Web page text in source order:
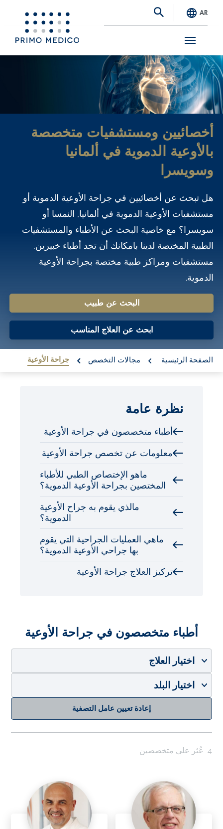
S
k
p
AR
أخصائيين ومستشفيات متخصصة
بالأوعية الدموية في ألمانيا
وسويسرا
هل تبحث عن أخصائيين في جراحة الأوعية الدموية أو
مستشفيات الأوعية الدموية في ألمانيا, النمسا أو
سويسرا؟ مع خاصية البحث عن الأطباء والمستشفيات
الطبية المختصة لدينا بامكانك أن تجد أطباء خبيرين,
مستشفيات ومراكز طبية مختصة بجراحة الأوعية
الدموية.
البحث عن طبيب
ابحث عن العلاج المناسب
الصفحة الرئيسية مجالات التخصص جراحة الأوعية
نظرة عامة
أطباء متخصصون في جراحة الأوعية
معلومات عن تخصص جراحة الأوعية
ماهو الإختصاص الطبي للأطباء
المختصين بجراحة الأوعية الدموية؟
مالذي يقوم به جراح الأوعية
الدموية؟
ماهي العمليات الجراحية التي يقوم
بها جراحي الأوعية الدموية؟
تركيز العلاج جراحة الأوعية
أطباء متخصصون في جراحة الأوعية
إعادة تعيين عامل التصفية
4 عُثر على متخصصين